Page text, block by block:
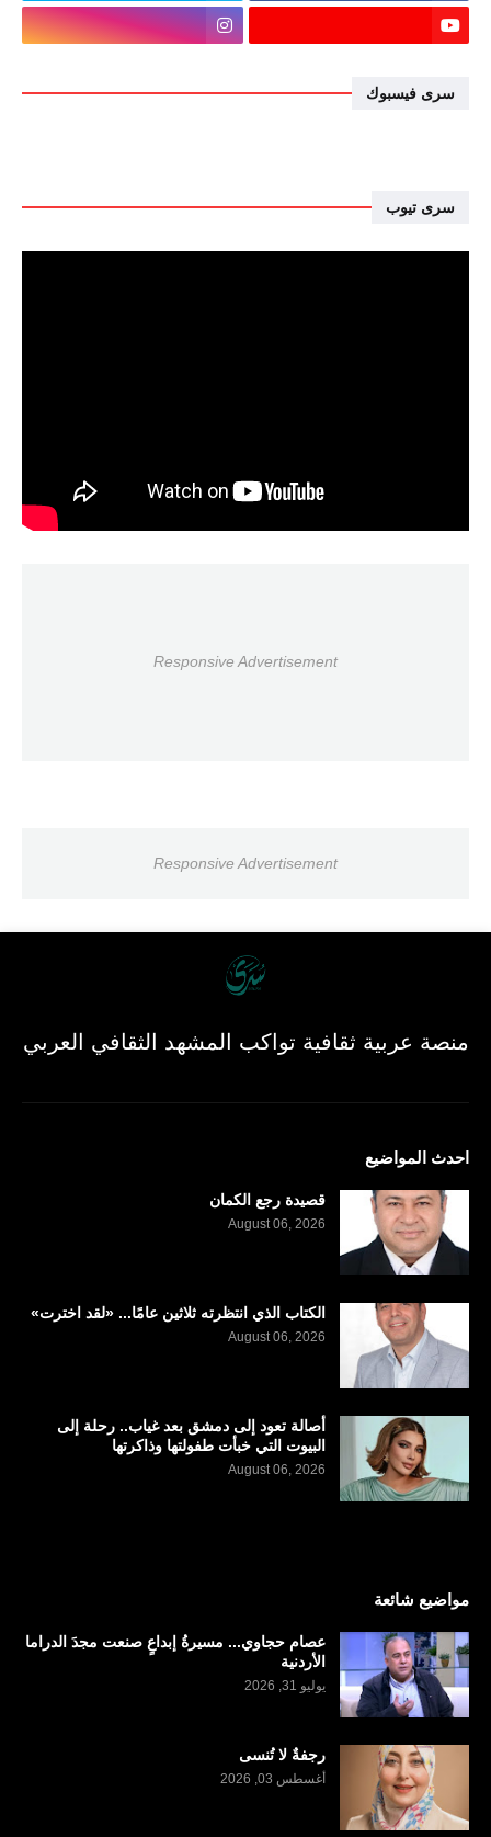
سرى فيسبوك
سرى تيوب
Responsive Advertisement
Responsive Advertisement
منصة عربية ثقافية تواكب المشهد الثقافي العربي
احدث المواضيع
قصيدة رجع الكمان
August 06, 2026
الكتاب الذي انتظرته ثلاثين عامًا... «لقد اخترت»
August 06, 2026
أصالة تعود إلى دمشق بعد غياب.. رحلة إلى
البيوت التي خبأت طفولتها وذاكرتها
August 06, 2026
مواضيع شائعة
عصام حجاوي... مسيرةُ إبداعٍ صنعت مجدَ الدراما
الأردنية
يوليو 31, 2026
رجفةٌ لا تُنسى
أغسطس 03, 2026